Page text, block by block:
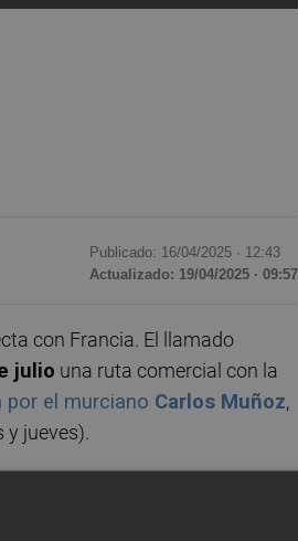
Publicado: 16/04/2025 · 12:43
Actualizado: 19/04/2025 · 09:57
con Francia. El llamado
julio una ruta comercial con la
por el murciano Carlos Muñoz,
y jueves).
La futura línea con el